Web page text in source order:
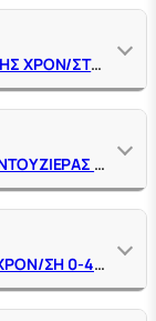
ΔΙΑΚΟΠΤΗΣ Ν.468RG ΡΥΘΜΙΖΟΜΕΝΗΣ ΧΡΟΝ/ΣΤΕΡΗΣ 0-20 SΕC. ΝΤΟΥΖΙΕΡΑΣ ΤΟΙΧΟΥ ΠΑΤΗΤΟΣ ΕΞΩΤΕΡΙΚΟΣ 1/2" Α.Α.
ΦΛΟΥΣΟΜΕΤΡΟ-ΔΙΑΚΟΠΤΗΣ Ν.467 ΝΤΟΥΖΙΕΡΑΣ ΕΝΤΟΙΧΙΣΜΟΥ ΠΑΤΗΤΟΣ 1/2" ΜΕ ΧΡΟΝΟΚ/ΗΣΗ (ΡΟΖΕΤΑ ΑΒS 11Χ11 CΜ.)
ΔΙΑΚΟΠΤΗΣ Ν.467RG ΜΕ ΡΥΘΜ/ΝΗ ΧΡΟΝ/ΣΗ 0-40SΕC. ΝΤΟΥΖΙΕΡΑΣ ΕΝΤΟΙΧΙΣΜΟΥ ΠΑΤΗΤΟΣ